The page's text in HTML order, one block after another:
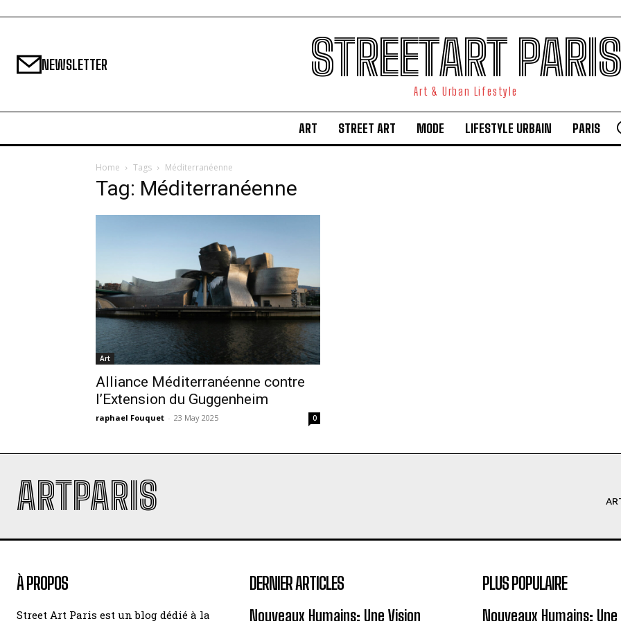
NEWSLETTER STREETART PARIS
Art & Urban Lifestyle
ART STREET ART MODE LIFESTYLE URBAIN PARIS
Home Tags Méditerranéenne
Tag: Méditerranéenne
Art
Alliance Méditerranéenne contre
l’Extension du Guggenheim
raphael Fouquet - 23 May 2025 0
ARTPARIS
À PROPOS
Street Art Paris est un blog dédié à la
DERNIER ARTICLES
Nouveaux Humains: Une Vision
PLUS POPULAIRE
Nouveaux Humains: